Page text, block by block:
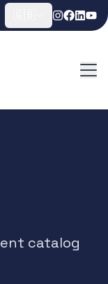
catalog